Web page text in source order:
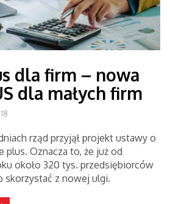
dla firm – nowa
dla małych firm
rząd przyjął projekt ustawy o
plus. Oznacza to, że już od
około 320 tys. przedsiębiorców
skorzystać z nowej ulgi.